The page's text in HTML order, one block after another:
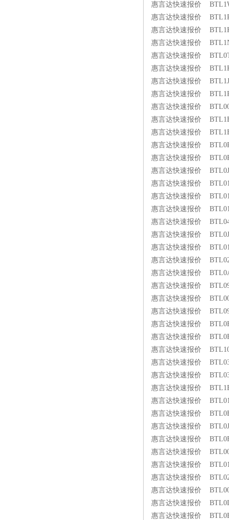
惠言达快速报价
惠言达快速报价
惠言达快速报价
惠言达快速报价
惠言达快速报价
惠言达快速报价
惠言达快速报价
惠言达快速报价
惠言达快速报价
惠言达快速报价
惠言达快速报价
惠言达快速报价
惠言达快速报价
惠言达快速报价
惠言达快速报价
惠言达快速报价
惠言达快速报价
惠言达快速报价
惠言达快速报价
惠言达快速报价
惠言达快速报价
惠言达快速报价
惠言达快速报价
惠言达快速报价
惠言达快速报价
惠言达快速报价
惠言达快速报价
惠言达快速报价
惠言达快速报价
惠言达快速报价
惠言达快速报价
惠言达快速报价
惠言达快速报价
惠言达快速报价
惠言达快速报价
惠言达快速报价
惠言达快速报价
惠言达快速报价
惠言达快速报价
惠言达快速报价
惠言达快速报价